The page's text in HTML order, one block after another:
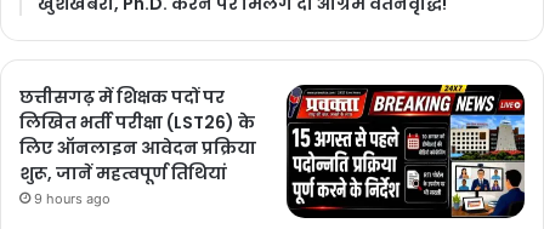
छत्तीसगढ़ में शिक्षक पदों पर
लिखित भर्ती परीक्षा (LST26) के
लिए ऑनलाइन आवेदन प्रक्रिया
शुरू, जानें महत्वपूर्ण तिथियां
9 hours ago